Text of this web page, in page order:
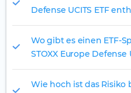
Defense UCITS ETF
Wo gibt es einen ETF-
STOXX Europe Defense
Wie hoch ist das Risiko